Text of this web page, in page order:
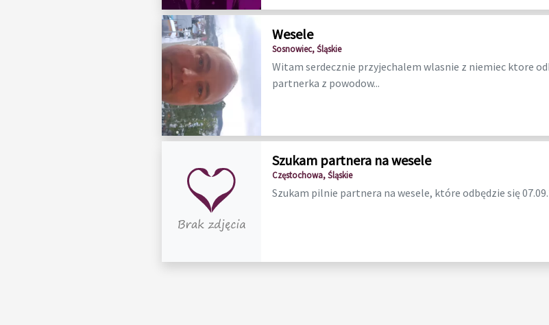
Wesele
Sosnowiec, Śląskie
Witam serdecznie przyjechalem wlasnie z niemiec ktore
partnerka z powodow...
Szukam partnera na wesele
Częstochowa, Śląskie
Szukam pilnie partnera na wesele, które odbędzie się